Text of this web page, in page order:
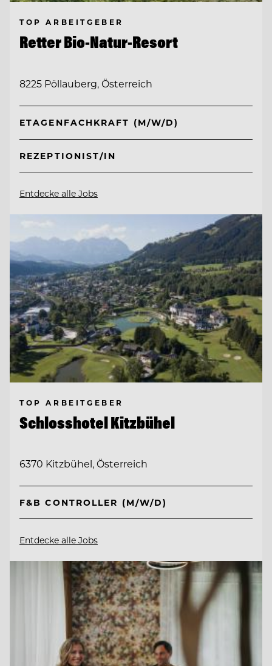
TOP ARBEITGEBER
Retter Bio-Natur-Resort
8225 Pöllauberg, Österreich
ETAGENFACHKRAFT (M/W/D)
REZEPTIONIST/IN
Entdecke alle Jobs
TOP ARBEITGEBER
Schlosshotel Kitzbühel
6370 Kitzbühel, Österreich
F&B CONTROLLER (M/W/D)
Entdecke alle Jobs